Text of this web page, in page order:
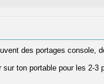
des portages console,
ton portable pour les 2-3